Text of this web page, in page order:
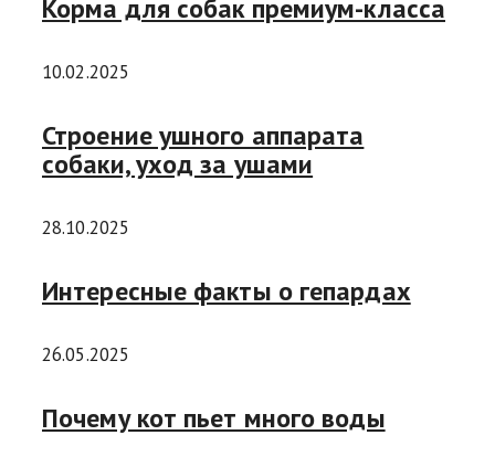
Корма для собак премиум-класса
10.02.2025
Строение ушного аппарата
собаки, уход за ушами
28.10.2025
Интересные факты о гепардах
26.05.2025
Почему кот пьет много воды